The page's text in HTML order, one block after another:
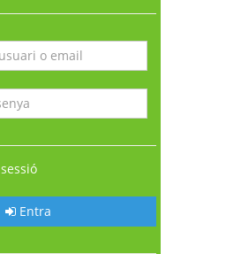
Entra